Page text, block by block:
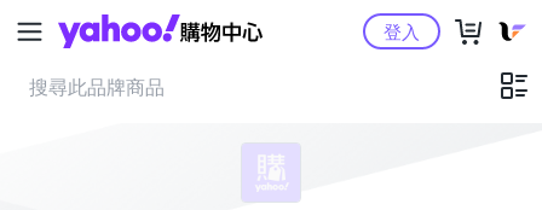
Yahoo購物中心登入